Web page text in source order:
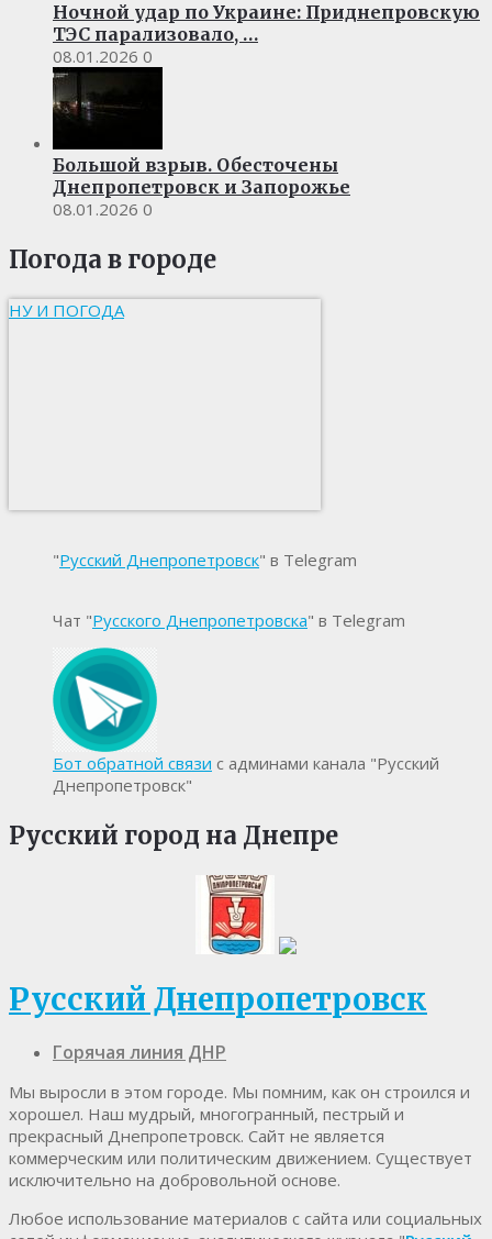
Ночной удар по Украине: Приднепровскую
ТЭС парализовало, …
08.01.2026 0
Большой взрыв. Обесточены
Днепропетровск и Запорожье
08.01.2026 0
Погода в городе
НУ И ПОГОДА
"Русский Днепропетровск" в Telegram
Чат "Русского Днепропетровска" в Telegram
Бот обратной связи с админами канала "Русский
Днепропетровск"
Русский город на Днепре
Русский Днепропетровск
Горячая линия ДНР
Мы выросли в этом городе. Мы помним, как он строился и
хорошел. Наш мудрый, многогранный, пестрый и
прекрасный Днепропетровск. Cайт не является
коммерческим или политическим движением. Существует
исключительно на добровольной основе.
Любое использование материалов c сайта или социальных